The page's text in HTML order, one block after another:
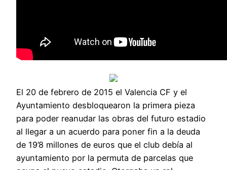
El 20 de febrero de 2015 el Valencia CF y el
Ayuntamiento desbloquearon la primera pieza
para poder reanudar las obras del futuro estadio
al llegar a un acuerdo para poner fin a la deuda
de 19’8 millones de euros que el club debía al
ayuntamiento por la permuta de parcelas que